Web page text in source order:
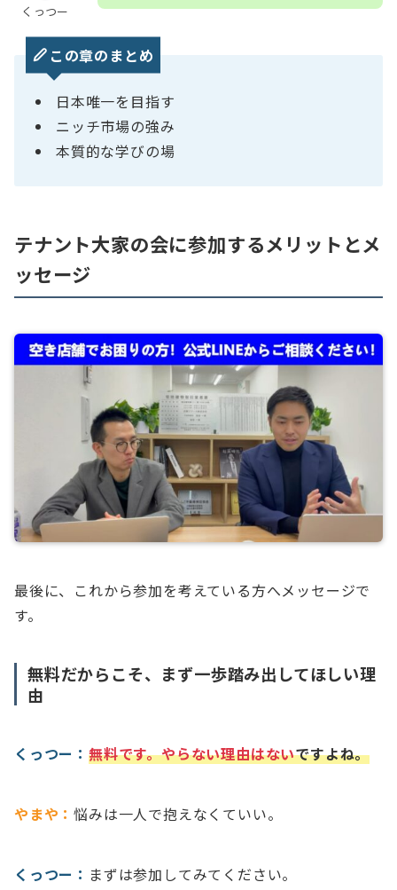
くっつー
この章のまとめ
日本唯一を目指す
ニッチ市場の強み
本質的な学びの場
テナント大家の会に参加するメリットとメ
ッセージ
最後に、これから参加を考えている方へメッセージで
す。
無料だからこそ、まず一歩踏み出してほしい理
由
くっつー： 無料です。やらない理由はないですよね。
やまや：悩みは一人で抱えなくていい。
くっつー： まずは参加してみてください。